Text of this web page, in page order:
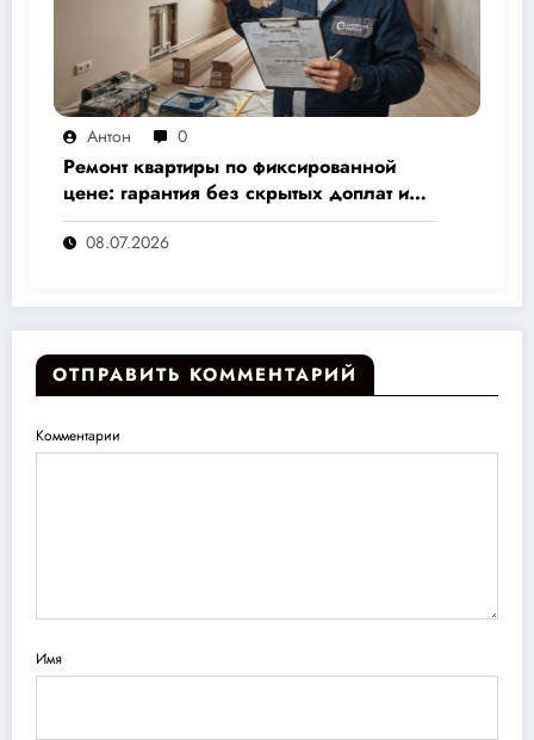
Антон 0
Ремонт квартиры по фиксированной
цене: гарантия без скрытых доплат и
переплат
08.07.2026
ОТПРАВИТЬ КОММЕНТАРИЙ
Комментарии
Имя